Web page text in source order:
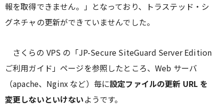
報を取得できません。」となっており、トラステッド・シ
グネチャの更新ができていませんでした。
さくらの VPS の「JP-Secure SiteGuard Server Edition
ご利用ガイド」ページを参照したところ、Web サーバ
（apache、Nginx など）毎に設定ファイルの更新 URL を
変更しないといけないようです。